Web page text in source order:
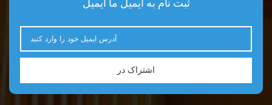
اشتراک در